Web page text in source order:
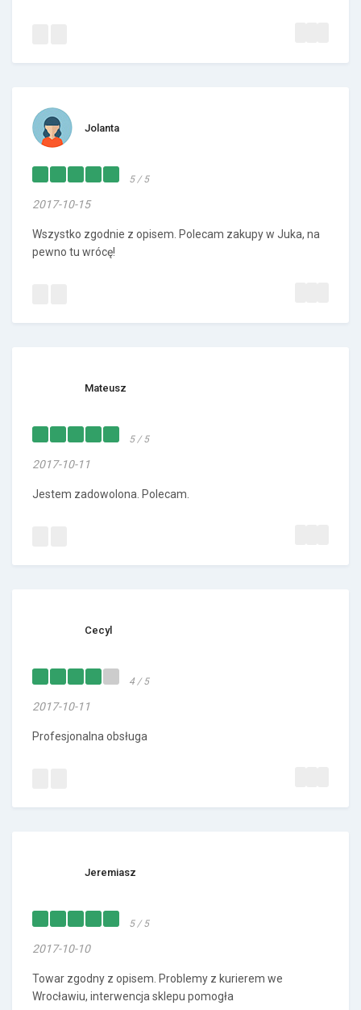
Jolanta
5 / 5
2017-10-15
Wszystko zgodnie z opisem. Polecam zakupy w Juka, na
pewno tu wrócę!
Mateusz
5 / 5
2017-10-11
Jestem zadowolona. Polecam.
Cecyl
4 / 5
2017-10-11
Profesjonalna obsługa
Jeremiasz
5 / 5
2017-10-10
Towar zgodny z opisem. Problemy z kurierem we
Wrocławiu, interwencja sklepu pomogła